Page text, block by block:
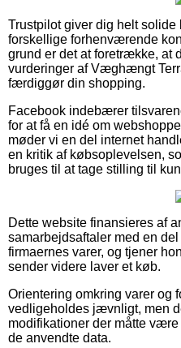
Trustpilot giver dig helt
forskellige forhenværende
grund er det at foretrække, at
vurderinger af Væghængt
færdiggør din shopping.
Facebook indebærer
for at få en idé om
møder vi en del internet
en kritik af købsoplevelsen,
bruges til at tage stilling til
Dette website finansieres af
samarbejdsaftaler med en
firmaernes varer, og tjener
sender videre laver et køb.
Orientering omkring varer og
vedligeholdes jævnligt, men
modifikationer der måtte
de anvendte data.